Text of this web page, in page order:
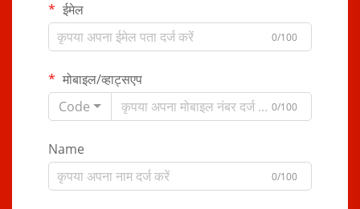
ईमेल
0/100
मोबाइल/व्हाट्सएप
Code
0/100
Name
0/100